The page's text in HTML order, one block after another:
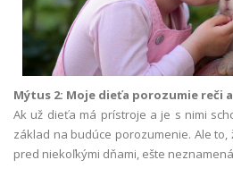
Mýtus 2: Moje dieťa porozumie reči
Ak už dieťa má prístroje a je s nimi
základ na budúce porozumenie. Ale
pred niekoľkými dňami, ešte